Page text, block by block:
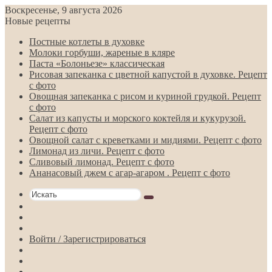
Воскресенье, 9 августа 2026
Новые рецепты
Постные котлеты в духовке
Молоки горбуши, жареные в кляре
Паста «Болоньезе» классическая
Рисовая запеканка с цветной капустой в духовке. Рецепт
с фото
Овощная запеканка с рисом и куриной грудкой. Рецепт
с фото
Салат из капусты и морского коктейля и кукурузой.
Рецепт с фото
Овощной салат с креветками и мидиями. Рецепт с фото
Лимонад из личи. Рецепт с фото
Сливовый лимонад. Рецепт с фото
Ананасовый джем с агар-агаром . Рецепт с фото
Искать
статья
Войти / Зарегистрироваться